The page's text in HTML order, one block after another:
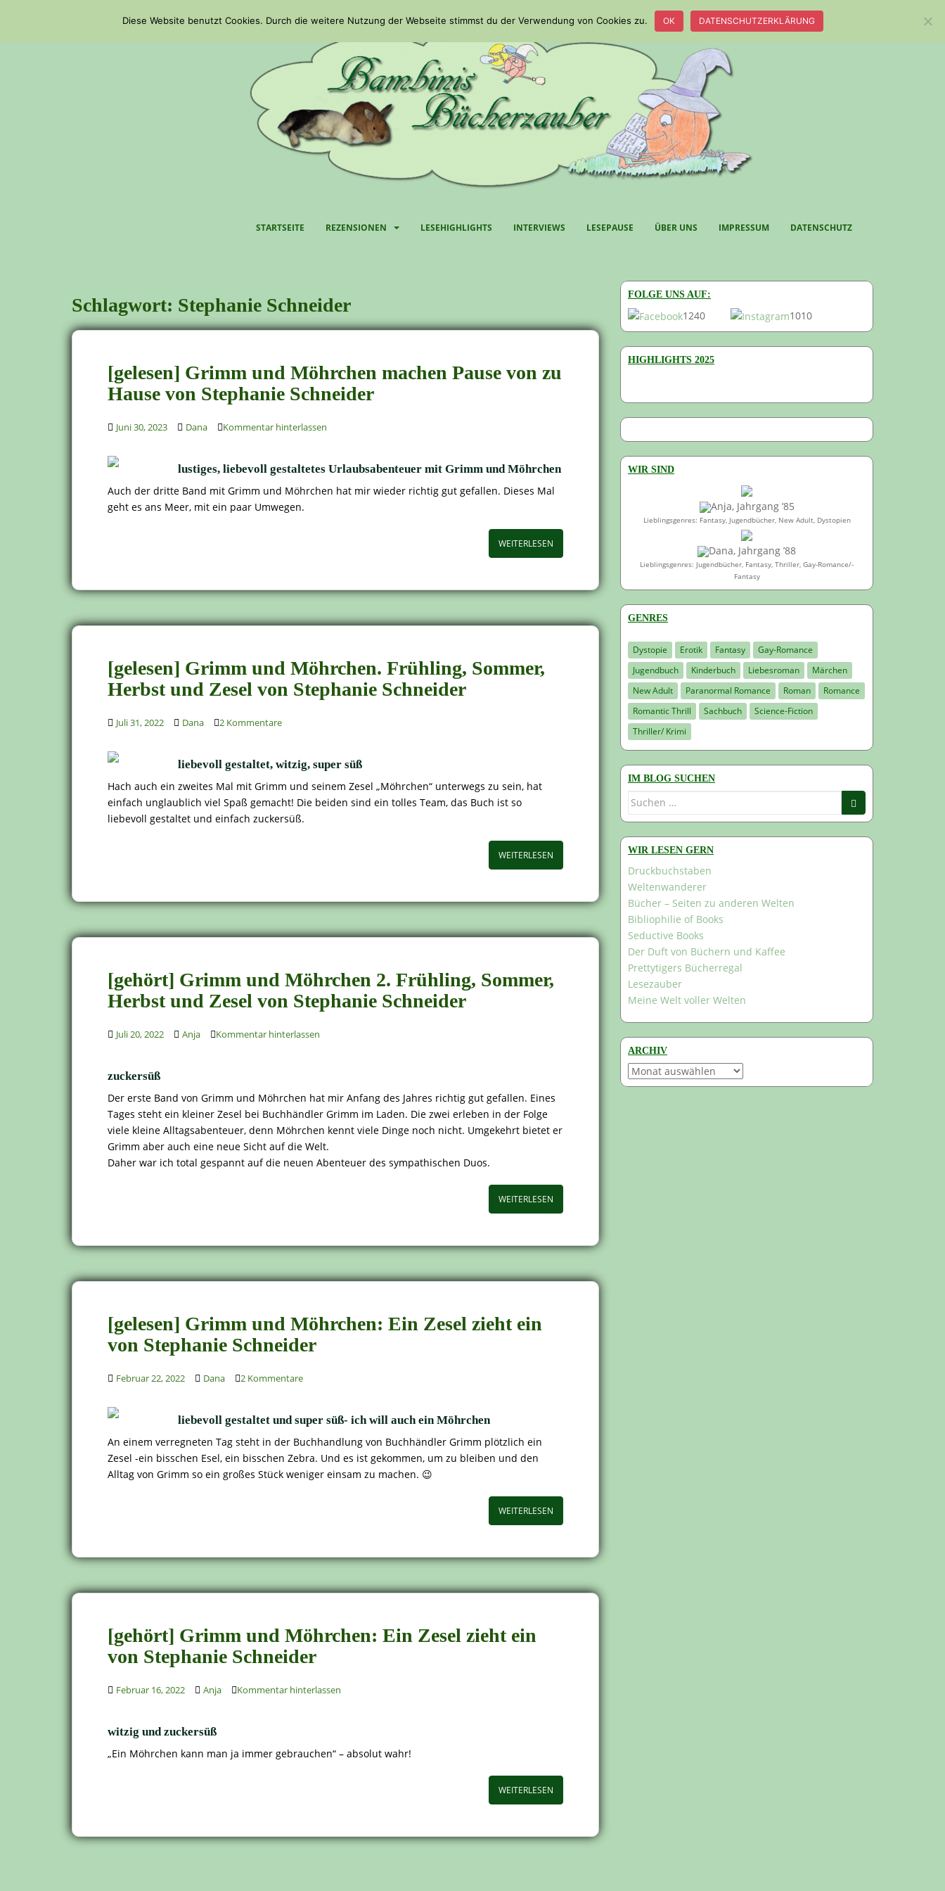
STARTSEITE REZENSIONEN LESEHIGHLIGHTS INTERVIEWS LESEPAUSE ÜBER UNS IMPRESSUM DATENSCHUTZ
Schlagwort: Stephanie Schneider
[gelesen] Grimm und Möhrchen machen Pause von zu
Hause von Stephanie Schneider
Juni 30, 2023 Dana Kommentar hinterlassen
lustiges, liebevoll gestaltetes Urlaubsabenteuer mit Grimm und Möhrchen
Auch der dritte Band mit Grimm und Möhrchen hat mir wieder richtig gut gefallen. Dieses Mal
geht es ans Meer, mit ein paar Umwegen.
WEITERLESEN
[gelesen] Grimm und Möhrchen. Frühling, Sommer,
Herbst und Zesel von Stephanie Schneider
Juli 31, 2022 Dana 2 Kommentare
liebevoll gestaltet, witzig, super süß
Hach auch ein zweites Mal mit Grimm und seinem Zesel „Möhrchen“ unterwegs zu sein, hat
einfach unglaublich viel Spaß gemacht! Die beiden sind ein tolles Team, das Buch ist so
liebevoll gestaltet und einfach zuckersüß.
WEITERLESEN
[gehört] Grimm und Möhrchen 2. Frühling, Sommer,
Herbst und Zesel von Stephanie Schneider
Juli 20, 2022 Anja Kommentar hinterlassen
zuckersüß
Der erste Band von Grimm und Möhrchen hat mir Anfang des Jahres richtig gut gefallen. Eines
Tages steht ein kleiner Zesel bei Buchhändler Grimm im Laden. Die zwei erleben in der Folge
viele kleine Alltagsabenteuer, denn Möhrchen kennt viele Dinge noch nicht. Umgekehrt bietet er
Grimm aber auch eine neue Sicht auf die Welt.
Daher war ich total gespannt auf die neuen Abenteuer des sympathischen Duos.
WEITERLESEN
[gelesen] Grimm und Möhrchen: Ein Zesel zieht ein
von Stephanie Schneider
Februar 22, 2022 Dana 2 Kommentare
liebevoll gestaltet und super süß- ich will auch ein Möhrchen
An einem verregneten Tag steht in der Buchhandlung von Buchhändler Grimm plötzlich ein
Zesel -ein bisschen Esel, ein bisschen Zebra. Und es ist gekommen, um zu bleiben und den
Alltag von Grimm so ein großes Stück weniger einsam zu machen. 😉
WEITERLESEN
[gehört] Grimm und Möhrchen: Ein Zesel zieht ein
von Stephanie Schneider
Februar 16, 2022 Anja Kommentar hinterlassen
witzig und zuckersüß
„Ein Möhrchen kann man ja immer gebrauchen“ – absolut wahr!
WEITERLESEN
FOLGE UNS AUF:
1240 1010
HIGHLIGHTS 2025
WIR SIND
Anja, Jahrgang ’85
Lieblingsgenres: Fantasy, Jugendbücher, New Adult, Dystopien
Dana, Jahrgang ’88
Lieblingsgenres: Jugendbücher, Fantasy, Thriller, Gay-Romance/-
Fantasy
GENRES
Dystopie Erotik Fantasy
Gay-Romance
Jugendbuch
Kinderbuch Liebesroman
Märchen
New Adult
Paranormal Romance Roman
Romance
Romantic Thrill
Sachbuch
Science-Fiction
Thriller/ Krimi
IM BLOG SUCHEN
Suchen
WIR LESEN GERN
Druckbuchstaben
Weltenwanderer
Bücher – Seiten zu anderen Welten
Bibliophilie of Books
Seductive Books
Der Duft von Büchern und Kaffee
Prettytigers Bücherregal
Lesezauber
Meine Welt voller Welten
ARCHIV
Archiv
Diese Website benutzt Cookies. Durch die weitere Nutzung der Webseite stimmst du der Verwendung von Cookies zu. OK DATENSCHUTZERKLÄRUNG